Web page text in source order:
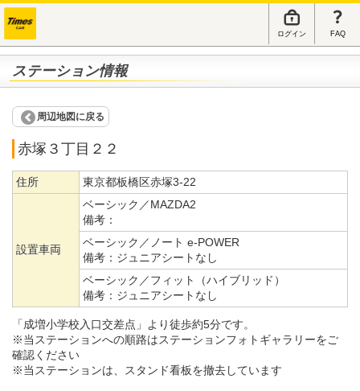
ログイン FAQ
ステーション情報
周辺地図に戻る
赤塚３丁目２２
住所 東京都板橋区赤塚3-22
設置車両
ベーシック／MAZDA2
備考：
ベーシック／ノート e-POWER
備考： ジュニアシートなし
ベーシック／フィット（ハイブリッド）
備考： ジュニアシートなし
「成増小学校入口交差点」より徒歩約5分です。
※当ステーションへの順路はステーションフォトギャラリーをご
確認ください
※当ステーションは、スタンド看板を撤去しています